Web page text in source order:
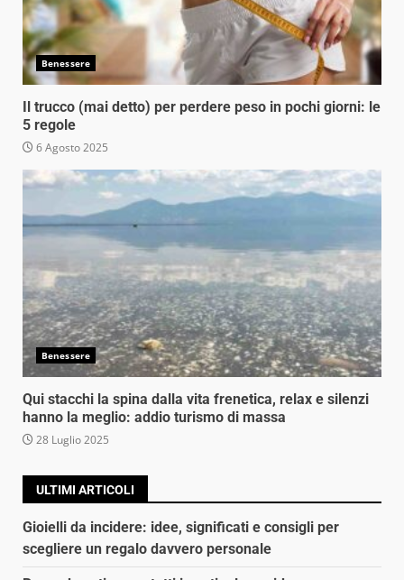
Benessere
Il trucco (mai detto) per perdere peso in pochi giorni: le
5 regole
6 Agosto 2025
Benessere
Qui stacchi la spina dalla vita frenetica, relax e silenzi
hanno la meglio: addio turismo di massa
28 Luglio 2025
ULTIMI ARTICOLI
Gioielli da incidere: idee, significati e consigli per
scegliere un regalo davvero personale